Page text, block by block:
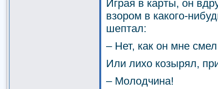
Играя в карты, он
взором в какого-
шептал:
– Нет, как он мне
Или лихо козырял,
– Молодчина!